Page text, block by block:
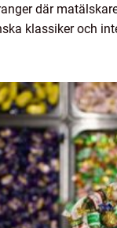
där
klassiker och